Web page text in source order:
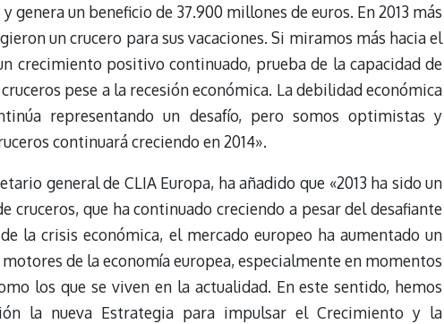
genera un beneficio de 37.900 millones de euros. En 2013 más
un crucero para sus vacaciones. Si miramos más hacia el
crecimiento positivo continuado, prueba de la capacidad de
pese a la recesión económica. La debilidad económica
representando un desafío, pero somos optimistas y
continuará creciendo en 2014».
general de CLIA Europa, ha añadido que «2013 ha sido un
cruceros, que ha continuado creciendo a pesar del desafiante
la crisis económica, el mercado europeo ha aumentado un
de la economía europea, especialmente en momentos
los que se viven en la actualidad. En este sentido, hemos
la nueva Estrategia para impulsar el Crecimiento y la